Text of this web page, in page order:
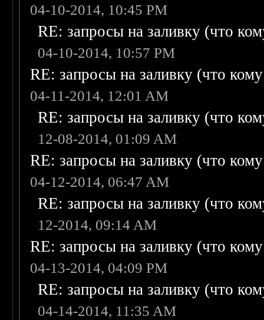
04-10-2014, 10:45 PM
RE: запросы на заливку (что
04-10-2014, 10:57 PM
RE: запросы на заливку (что
04-11-2014, 12:01 AM
RE: запросы на заливку (что
12-08-2014, 01:09 AM
RE: запросы на заливку (что
04-12-2014, 06:47 AM
RE: запросы на заливку (что
12-2014, 09:14 AM
RE: запросы на заливку (что
04-13-2014, 04:09 PM
RE: запросы на заливку (что
04-14-2014, 11:35 AM